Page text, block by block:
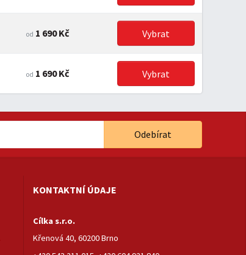
od 1 690 Kč Vybrat
od 1 690 Kč Vybrat
Odebírat
KONTAKTNÍ ÚDAJE
Cílka s.r.o.
Křenová 40, 60200 Brno